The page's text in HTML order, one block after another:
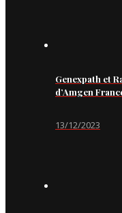
Genexpath et
d’Amgen
13/12/2023